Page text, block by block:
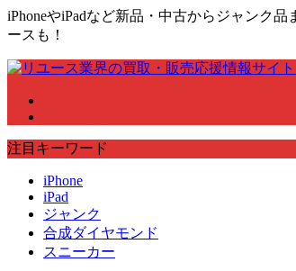
iPhoneやiPadなど新品・中古からジャンク
ースも！
注目キーワード
iPhone
iPad
ジャンク
合成ダイヤモンド
スニーカー